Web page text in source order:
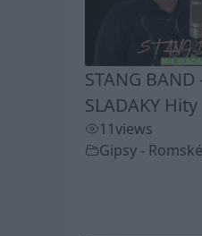
STANG BAND
SLADAKY Hity
11views
Gipsy -